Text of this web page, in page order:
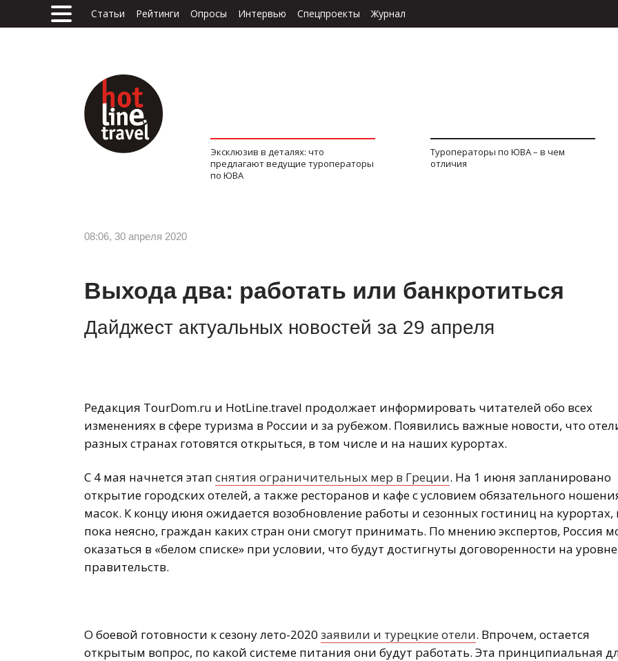
Статьи Рейтинги Опросы Интервью Спецпроекты Журнал
Эксклюзив в деталях: что
предлагают ведущие туроператоры
по ЮВА
Туроператоры по ЮВА – в чем
отличия
08:06, 30 апреля 2020
Выхода два: работать или банкротиться
Дайджест актуальных новостей за 29 апреля
Редакция TourDom.ru и HotLine.travel продолжает информировать читателей обо всех
изменениях в сфере туризма в России и за рубежом. Появились важные новости, что
разных странах готовятся открыться, в том числе и на наших курортах.
С 4 мая начнется этап снятия ограничительных мер в Греции. На 1 июня запланировано
открытие городских отелей, а также ресторанов и кафе с условием обязательного
масок. К концу июня ожидается возобновление работы и сезонных гостиниц на курортах,
пока неясно, граждан каких стран они смогут принимать. По мнению экспертов, Россия
оказаться в «белом списке» при условии, что будут достигнуты договоренности на уровне
правительств.
О боевой готовности к сезону лето-2020 заявили и турецкие отели. Впрочем, остается
открытым вопрос, по какой системе питания они будут работать. Эта принципиальная